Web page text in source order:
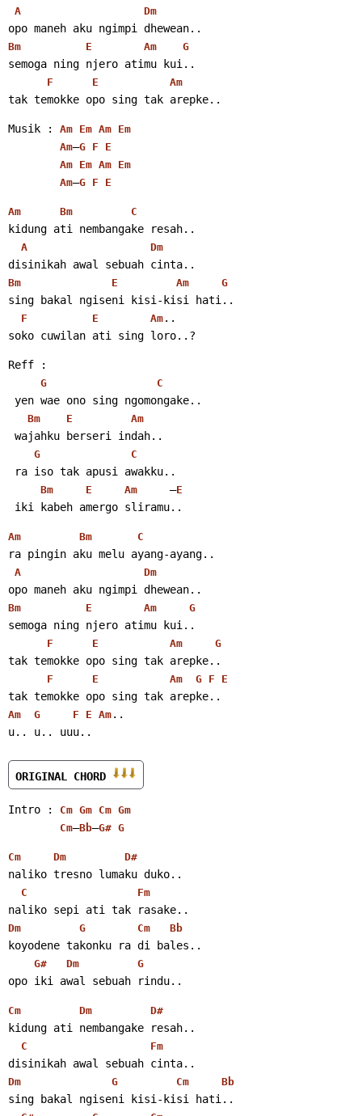
A Dm
opo maneh aku ngimpi dhewean..
Bm E Am G
semoga ning njero atimu kui..
F E Am
tak temokke opo sing tak arepke..
Musik : Am Em Am Em
Am–G F
E
Am Em Am Em
Am–G F E
Am Bm C
kidung ati nembangake resah..
A Dm
disinikah awal sebuah cinta..
Bm E Am G
sing bakal ngiseni kisi-kisi hati..
F E Am ..
soko cuwilan ati sing loro..?
Reff :
G C
yen wae ono sing ngomongake..
Bm E Am
wajahku berseri indah..
G C
ra iso tak apusi awakku..
Bm E Am
     –
E
iki kabeh amergo sliramu..
Am Bm C
ra pingin aku melu ayang-ayang..
A Dm
opo maneh aku ngimpi dhewean..
Bm E Am G
semoga ning njero atimu kui..
F E Am G
tak temokke opo sing tak arepke..
F E Am G F E
tak temokke opo sing tak arepke..
Am G F E Am ..
u.. u.. uuu..
ORIGINAL CHORD
Intro : Cm Gm Cm Gm
Cm–Bb–G# G
Cm Dm D#
naliko tresno lumaku duko..
C Fm
naliko sepi ati tak rasake..
Dm G Cm Bb
koyodene takonku ra di bales..
G# Dm G
opo iki awal sebuah rindu..
Cm Dm D#
kidung ati nembangake resah..
C Fm
disinikah awal sebuah cinta..
Dm G Cm Bb
sing bakal ngiseni kisi-kisi hati..